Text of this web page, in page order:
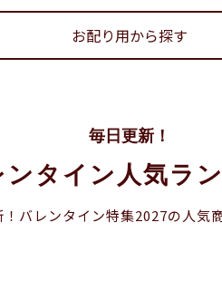
お配り用から探す
毎日更新！
ンタイン人気ラ
バレンタイン特集2027の人気